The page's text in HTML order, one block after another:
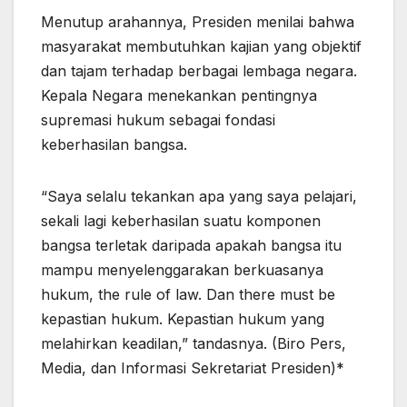
Menutup arahannya, Presiden menilai bahwa
masyarakat membutuhkan kajian yang objektif
dan tajam terhadap berbagai lembaga negara.
Kepala Negara menekankan pentingnya
supremasi hukum sebagai fondasi
keberhasilan bangsa.
“Saya selalu tekankan apa yang saya pelajari,
sekali lagi keberhasilan suatu komponen
bangsa terletak daripada apakah bangsa itu
mampu menyelenggarakan berkuasanya
hukum, the rule of law. Dan there must be
kepastian hukum. Kepastian hukum yang
melahirkan keadilan,” tandasnya. (Biro Pers,
Media, dan Informasi Sekretariat Presiden)*